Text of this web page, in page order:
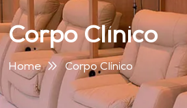
Corpo Clínico
Home Corpo Clínico